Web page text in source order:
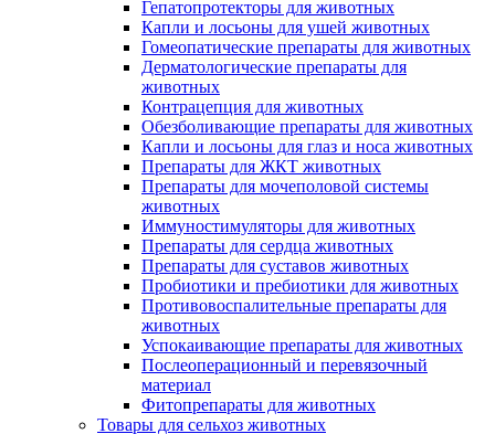
Гепатопротекторы для животных
Капли и лосьоны для ушей животных
Гомеопатические препараты для животных
Дерматологические препараты для
животных
Контрацепция для животных
Обезболивающие препараты для животных
Капли и лосьоны для глаз и носа животных
Препараты для ЖКТ животных
Препараты для мочеполовой системы
животных
Иммуностимуляторы для животных
Препараты для сердца животных
Препараты для суставов животных
Пробиотики и пребиотики для животных
Противовоспалительные препараты для
животных
Успокаивающие препараты для животных
Послеоперационный и перевязочный
материал
Фитопрепараты для животных
Товары для сельхоз животных